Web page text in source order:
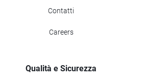
Contatti
Careers
Qualità e Sicurezza